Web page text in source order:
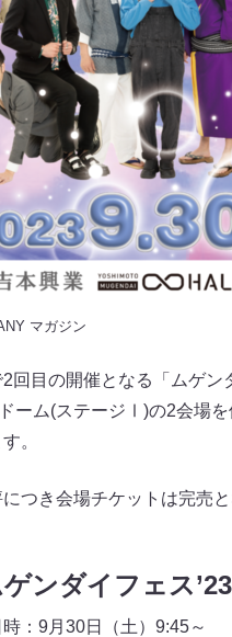
マガジン
回目の開催となる「ムゲ
ーム(ステージⅠ)の2会場
。
つき会場チケットは完売
ゲンダイフェス
：9月30日（土）9:45～